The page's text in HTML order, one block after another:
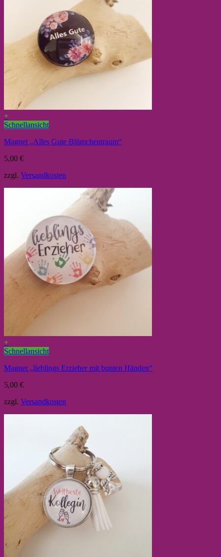
+
Schnellansicht
Magnet „Alles Gute Blümchentraum“
5,00 €
zzgl. Versandkosten
+
Schnellansicht
Magnet „lieblings Erzieher mit bunten Händen“
5,00 €
zzgl. Versandkosten